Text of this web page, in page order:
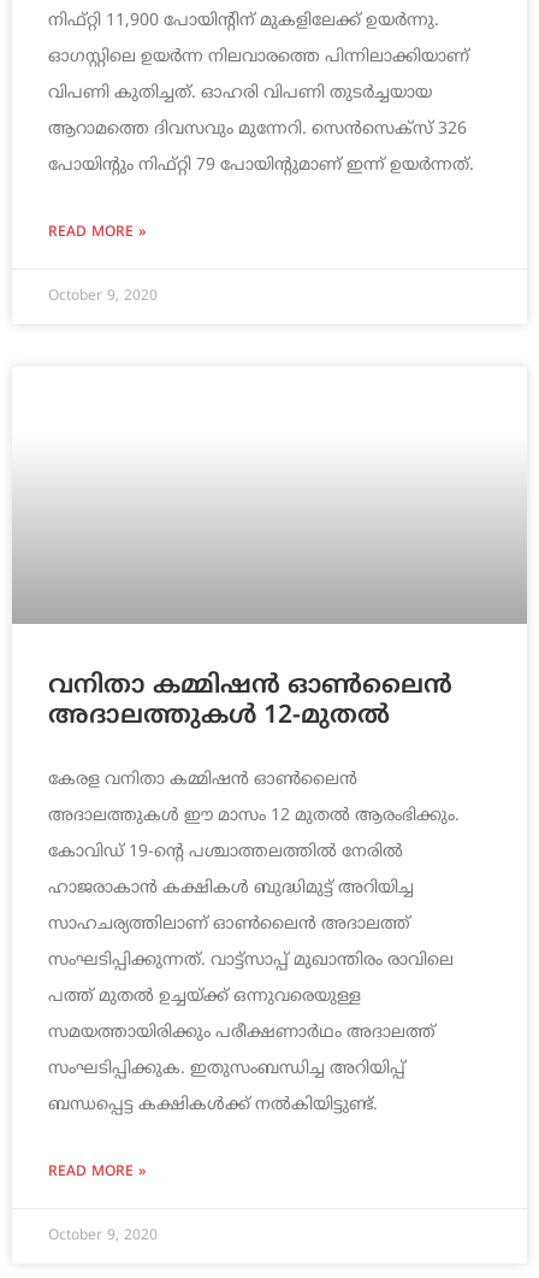
നിഫ്‌റ്റി 11,900 പോയിന്റിന്‌ മുകളിലേക്ക്‌ ഉയര്‍ന്നു.
ഓഗസ്റ്റിലെ ഉയര്‍ന്ന നിലവാരത്തെ പിന്നിലാക്കിയാണ്‌
വിപണി കുതിച്ചത്‌. ഓഹരി വിപണി തുടര്‍ച്ചയായ
ആറാമത്തെ ദിവസവും മുന്നേറി. സെന്‍സെക്‌സ്‌ 326
പോയിന്റും നിഫ്‌റ്റി 79 പോയിന്റുമാണ്‌ ഇന്ന്‌ ഉയര്‍ന്നത്‌.
READ MORE »
October 9, 2020
വനിതാ കമ്മിഷന്‍ ഓണ്‍ലൈന്‍
അദാലത്തുകള്‍ 12-മുതല്‍
കേരള വനിതാ കമ്മിഷന്‍ ഓണ്‍ലൈന്‍
അദാലത്തുകള്‍ ഈ മാസം 12 മുതല്‍ ആരംഭിക്കും.
കോവിഡ് 19-ന്റെ പശ്ചാത്തലത്തില്‍ നേരില്‍
ഹാജരാകാന്‍ കക്ഷികള്‍ ബുദ്ധിമുട്ട് അറിയിച്ച
സാഹചര്യത്തിലാണ് ഓണ്‍ലൈന്‍ അദാലത്ത്
സംഘടിപ്പിക്കുന്നത്. വാട്ട്‌സാപ്പ് മുഖാന്തിരം രാവിലെ
പത്ത് മുതല്‍ ഉച്ചയ്ക്ക് ഒന്നുവരെയുള്ള
സമയത്തായിരിക്കും പരീക്ഷണാര്‍ഥം അദാലത്ത്
സംഘടിപ്പിക്കുക. ഇതുസംബന്ധിച്ച അറിയിപ്പ്
ബന്ധപ്പെട്ട കക്ഷികള്‍ക്ക് നല്‍കിയിട്ടുണ്ട്.
READ MORE »
October 9, 2020